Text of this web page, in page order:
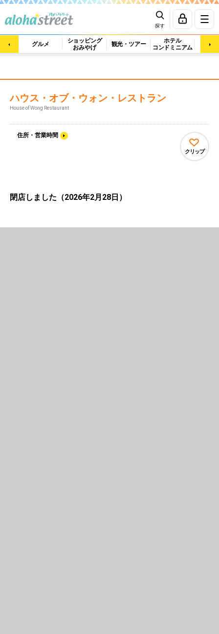
探す
グルメ
ショッピング
おみやげ
観光・ツアー
ホテル
コンドミニアム
マッ
ハウス・オブ・ウォン・レストラン
House of Wong Restaurant
住所・営業時間
クリップ
閉店しました（2026年2月28日）